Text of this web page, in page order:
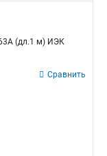
(дл.1 м) ИЭК
Сравнить